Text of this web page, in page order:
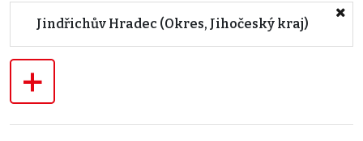
Jindřichův Hradec (Okres, Jihočeský kraj)
+